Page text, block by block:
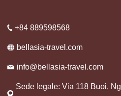
+84 889598568
bellasia-travel.com
info@bellasia-travel.com
Sede legale: Via 118 Buoi,